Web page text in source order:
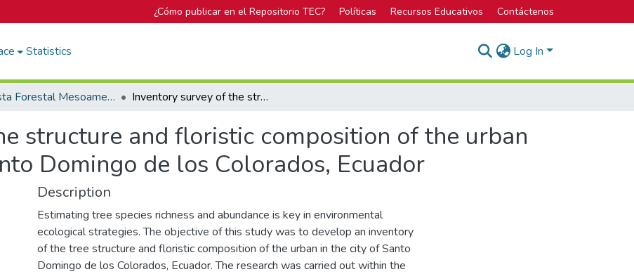
¿Cómo publicar en el Repositorio TEC? Políticas Recursos Educativos Contáctenos
Statistics Log In
Revista Forestal Mesoamericana Kurú Inventory survey of the structure and floristic composition of the urban trees of the city of Santo Domingo de los Colorados, Ecuador
structure and floristic composition of the urban
Domingo de los Colorados, Ecuador
Description
Estimating tree species richness and abundance is key in environmental
ecological strategies. The objective of this study was to develop an inventory
of the tree structure and floristic composition of the urban in the city of Santo
Domingo de los Colorados, Ecuador. The research was carried out within the